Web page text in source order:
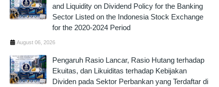
and Liquidity on Dividend Policy for the Banking
Sector Listed on the Indonesia Stock Exchange
for the 2020-2024 Period
August 06, 2026
Pengaruh Rasio Lancar, Rasio Hutang terhadap
Ekuitas, dan Likuiditas terhadap Kebijakan
Dividen pada Sektor Perbankan yang Terdaftar di